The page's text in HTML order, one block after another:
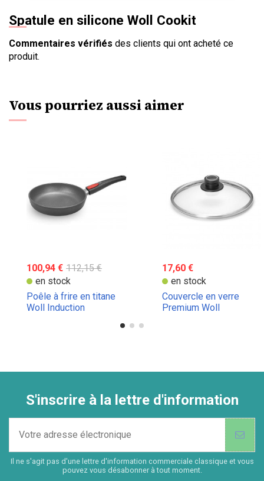
Spatule en silicone Woll Cookit
Commentaires vérifiés des clients qui ont acheté ce
produit.
Vous pourriez aussi aimer
100,94 € 112,15 €
en stock
Poêle à frire en titane
Woll Induction
17,60 €
en stock
Couvercle en verre
Premium Woll
S'inscrire à la lettre d'information
Il ne s'agit pas d'une lettre d'information commerciale classique et vous
pouvez vous désabonner à tout moment.